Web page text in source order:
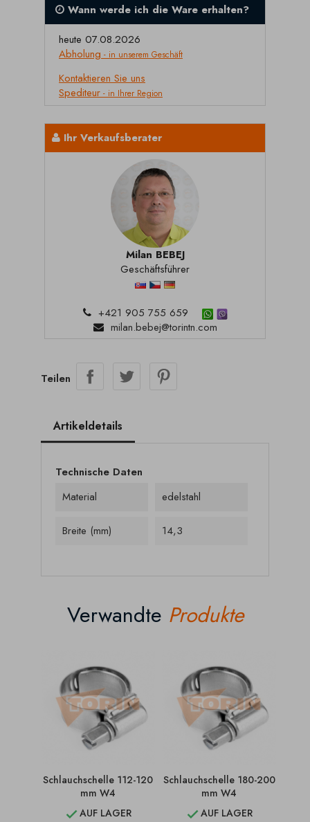
Wann werde ich die Ware erhalten?
heute 07.08.2026
Abholung - in unserem Geschäft
Kontaktieren Sie uns
Spediteur - in Ihrer Region
Ihr Verkaufsberater
Milan BEBEJ
Geschäftsführer
+421 905 755 659
milan.bebej@torintn.com
Teilen
Artikeldetails
Technische Daten
Material
edelstahl
Breite (mm) 14,3
Verwandte Produkte
Schlauchschelle 112-120
mm W4
AUF LAGER
Schlauchschelle 180-200
mm W4
AUF LAGER